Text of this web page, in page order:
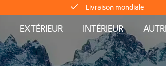
Équipement pour fourgons aménagés Crafter
Livraison directe depuis le stock
EXTÉRIEUR INTÉRIEUR